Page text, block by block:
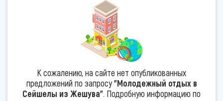
К сожалению, на сайте нет опубликованных
предложений по запросу"Молодежный отдых в
Сейшелы из Жешува". Подробную информацию по